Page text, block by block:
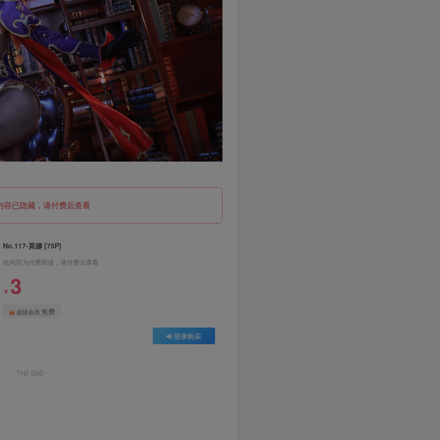
已隐藏，请付费后查看
No.117-莫娜 [75P]
此内容为付费阅读，请付费后查看
￥ 3
超级会员 免费
登录购买
THE END